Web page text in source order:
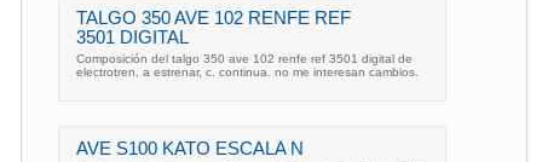
TALGO 350 AVE 102 RENFE REF
3501 DIGITAL
Composición del talgo 350 ave 102 renfe ref 3501 digital de
electrotren, a estrenar, c. continua. no me interesan cambios.
AVE S100 KATO ESCALA N